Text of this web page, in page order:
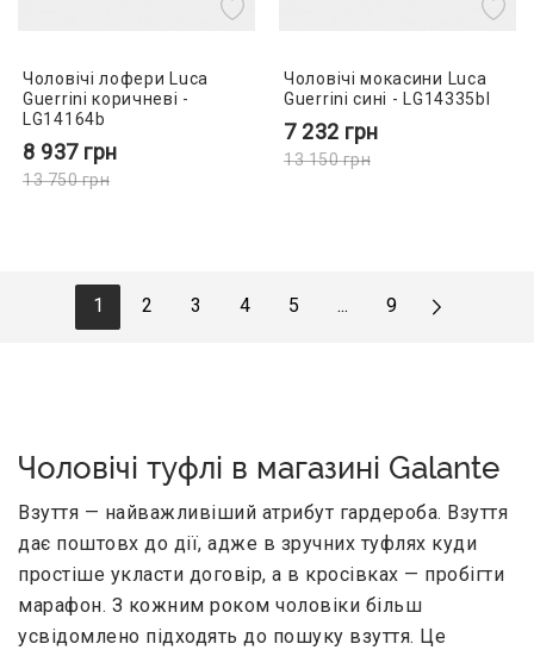
Чоловічі лофери Luca
Guerrini коричневі -
LG14164b
8 937 грн
13 750грн
Чоловічі мокасини Luca
Guerrini сині - LG14335bl
7 232 грн
13 150грн
1 2 3 4 5 ... 9
Чоловічі туфлі в магазині Galante
Взуття — найважливіший атрибут гардероба. Взуття
дає поштовх до дії, адже в зручних туфлях куди
простіше укласти договір, а в кросівках — пробігти
марафон. З кожним роком чоловіки більш
усвідомлено підходять до пошуку взуття. Це